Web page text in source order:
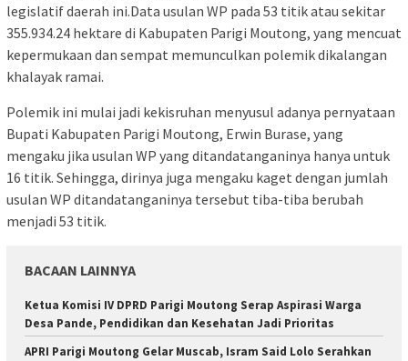
legislatif daerah ini.Data usulan WP pada 53 titik atau sekitar
355.934.24 hektare di Kabupaten Parigi Moutong, yang mencuat
kepermukaan dan sempat memunculkan polemik dikalangan
khalayak ramai.
Polemik ini mulai jadi kekisruhan menyusul adanya pernyataan
Bupati Kabupaten Parigi Moutong, Erwin Burase, yang
mengaku jika usulan WP yang ditandatanganinya hanya untuk
16 titik. Sehingga, dirinya juga mengaku kaget dengan jumlah
usulan WP ditandatanganinya tersebut tiba-tiba berubah
menjadi 53 titik.
BACAAN LAINNYA
Ketua Komisi IV DPRD Parigi Moutong Serap Aspirasi Warga
Desa Pande, Pendidikan dan Kesehatan Jadi Prioritas
APRI Parigi Moutong Gelar Muscab, Isram Said Lolo Serahkan